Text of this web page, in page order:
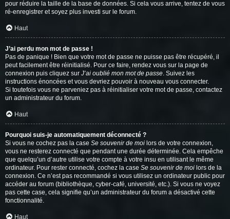
pour réduire la taille de la base de données. Si cela vous arrive, tentez de vous
ré-enregistrer et soyez plus investi sur le forum.
Haut
J’ai perdu mon mot de passe !
Pas de panique ! Bien que votre mot de passe ne puisse pas être récupéré, il
peut facilement être réinitialisé. Pour ce faire, rendez vous sur la page de
connexion puis cliquez sur J’ai oublié mon mot de passe. Suivez les
instructions énoncées et vous devriez pouvoir à nouveau vous connecter.
Si toutefois vous ne parveniez pas à réinitialiser votre mot de passe, contactez
un administrateur du forum.
Haut
Pourquoi suis-je automatiquement déconnecté ?
Si vous ne cochez pas la case Se souvenir de moi lors de votre connexion,
vous ne resterez connecté que pendant une durée déterminée. Cela empêche
que quelqu’un d’autre utilise votre compte à votre insu en utilisant le même
ordinateur. Pour rester connecté, cochez la case Se souvenir de moi lors de la
connexion. Ce n’est pas recommandé si vous utilisez un ordinateur public pour
accéder au forum (bibliothèque, cyber-café, université, etc.). Si vous ne voyez
pas cette case, cela signifie qu’un administrateur du forum a désactivé cette
fonctionnalité.
Haut